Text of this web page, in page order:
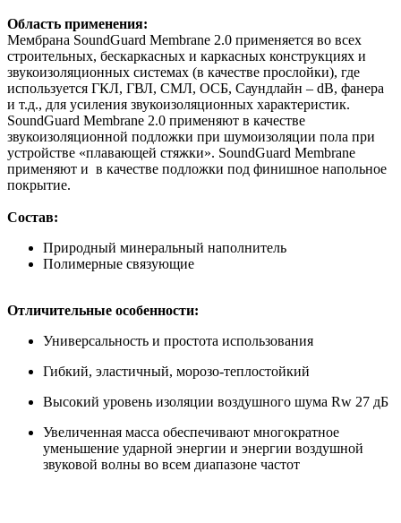
Область применения:
Мембрана SoundGuard Membrane 2.0 применяется во всех
строительных, бескаркасных и каркасных конструкциях и
звукоизоляционных системах (в качестве прослойки), где
используется ГКЛ, ГВЛ, СМЛ, ОСБ, Саундлайн – dB, фанера
и т.д., для усиления звукоизоляционных характеристик.
SoundGuard Membrane 2.0 применяют в качестве
звукоизоляционной подложки при шумоизоляции пола при
устройстве «плавающей стяжки». SoundGuard Membrane
применяют и в качестве подложки под финишное напольное
покрытие.
Состав:
Природный минеральный наполнитель
Полимерные связующие
Отличительные особенности:
Универсальность и простота использования
Гибкий, эластичный, морозо-теплостойкий
Высокий уровень изоляции воздушного шума Rw 27 дБ
Увеличенная масса обеспечивают многократное
уменьшение ударной энергии и энергии воздушной
звуковой волны во всем диапазоне частот